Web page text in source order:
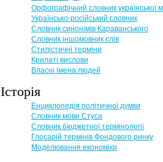
Орфографічний словник української
Українсько-російський словник
Словник синонімів Караванського
Словник іншомовник слів
Стилістичні терміни
Крилаті вислови
Власні імена людей
Історія
Енциклопедія політичної думки
Словник мови Стуса
Словник бюджетної термінології
Глосарій термінів Фондового ринку
Моделювання економіки